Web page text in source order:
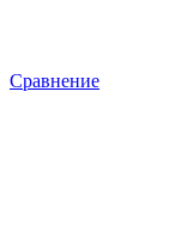
Сравнение